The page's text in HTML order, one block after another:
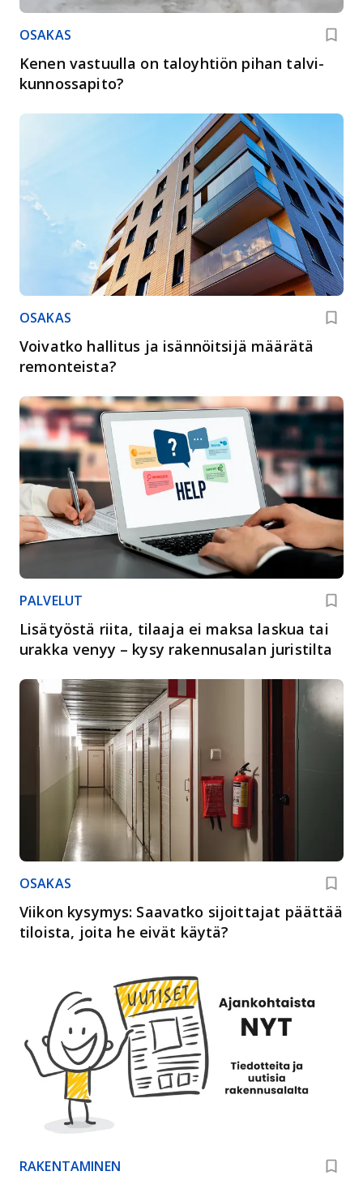
OSAKAS
Kenen vastuulla on taloyhtiön pihan talvi­
kunnossapito?
OSAKAS
Voivatko hallitus ja isännöitsijä määrätä
remonteista?
PALVELUT
Lisätyöstä riita, tilaaja ei maksa laskua tai
urakka venyy – kysy rakennusalan juristilta
OSAKAS
Viikon kysymys: Saavatko sijoittajat päättää
tiloista, joita he eivät käytä?
RAKENTAMINEN